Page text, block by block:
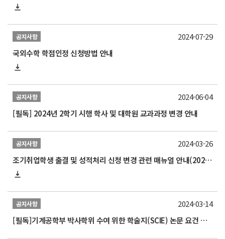
공지사항
국외수학 학점인정 신청방법 안내
2024-07-29
공지사항
[필독] 2024년 2학기 시행 학사 및 대학원 교과과정 변경 안내
2024-06-04
공지사항
조기취업학생 출결 및 성적처리 신청 변경 관련 매뉴얼 안내(2024.3.1.개정본)
2024-03-26
공지사항
[필독]기계공학부 박사학위 수여 위한 학술지(SCIE) 논문 요건 개정 알림
2024-03-14